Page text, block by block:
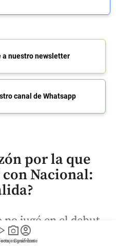
photo_camera
gráficos
account_circle
Suscríbete
a nuestro newsletter
canal de Whatsapp
por la que
Nacional:
no jugó en el debut
Liga y la